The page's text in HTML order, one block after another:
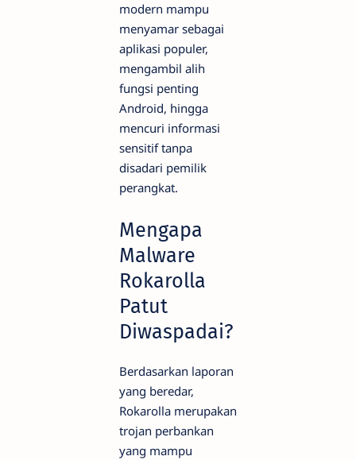
modern mampu
menyamar sebagai
aplikasi populer,
mengambil alih
fungsi penting
Android, hingga
mencuri informasi
sensitif tanpa
disadari pemilik
perangkat.
Mengapa
Malware
Rokarolla
Patut
Diwaspadai?
Berdasarkan laporan
yang beredar,
Rokarolla merupakan
trojan perbankan
yang mampu